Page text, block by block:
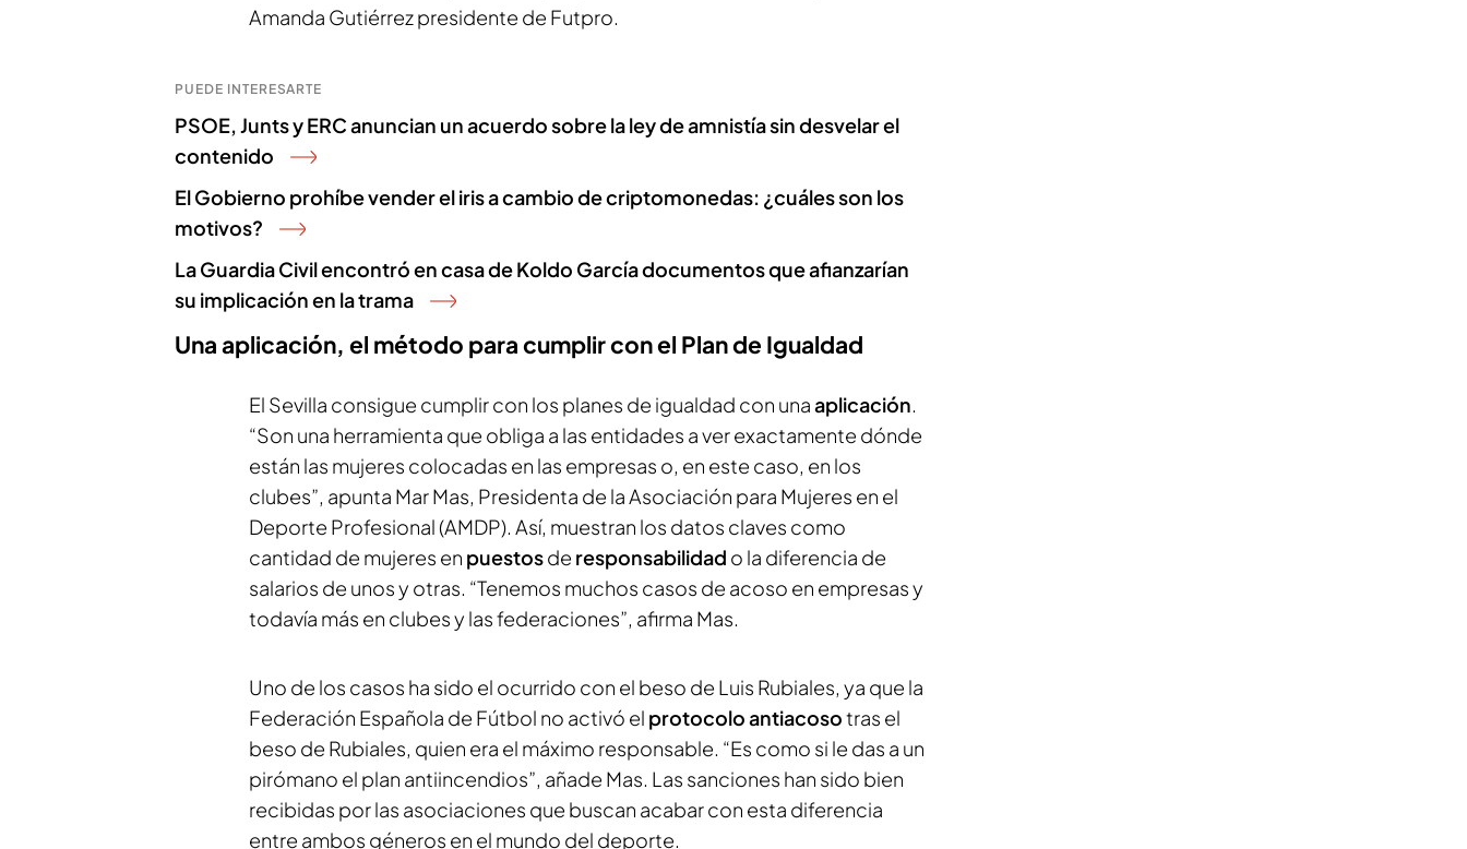
Amanda Gutiérrez presidente de Futpro.
PUEDE INTERESARTE
PSOE, Junts y ERC anuncian un acuerdo sobre la ley de amnistía sin desvelar el
contenido
El Gobierno prohíbe vender el iris a cambio de criptomonedas: ¿cuáles son los
motivos?
La Guardia Civil encontró en casa de Koldo García documentos que afianzarían
su implicación en la trama
Una aplicación, el método para cumplir con el Plan de Igualdad
El Sevilla consigue cumplir con los planes de igualdad con unaaplicación.
“Son una herramienta que obliga a las entidades a ver exactamente dónde
están las mujeres colocadas en las empresas o, en este caso, en los
clubes”, apunta Mar Mas, Presidenta de la Asociación para Mujeres en el
Deporte Profesional (AMDP). Así, muestran los datos claves como
cantidad de mujeres en puestosde responsabilidad o la diferencia de
salarios de unos y otras. “Tenemos muchos casos de acoso en empresas y
todavía más en clubes y las federaciones”, afirma Mas.
Uno de los casos ha sido el ocurrido con el beso de Luis Rubiales, ya que la
Federación Española de Fútbol no activó el protocolo antiacosotras el
beso de Rubiales, quien era el máximo responsable. “Es como si le das a un
pirómano el plan antiincendios”, añade Mas. Las sanciones han sido bien
recibidas por las asociaciones que buscan acabar con esta diferencia
entre ambos géneros en el mundo del deporte.